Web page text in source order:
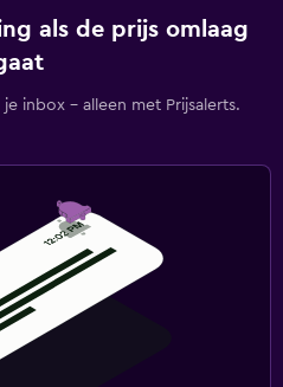
als de prijs omlaag
inbox - alleen met Prijsalerts.